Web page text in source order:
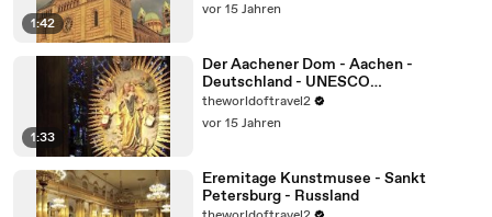
1:42
vor 15 Jahren
1:33
Der Aachener Dom - Aachen -
Deutschland - UNESCO
Weltkulturerbe
theworldoftravel2
vor 15 Jahren
Eremitage Kunstmusee - Sankt
Petersburg - Russland